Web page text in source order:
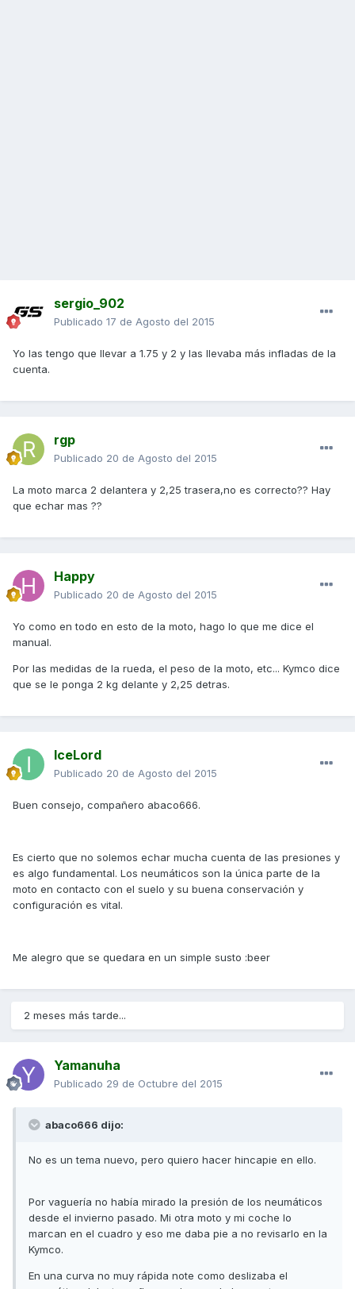
sergio_902
Publicado 17 de Agosto del 2015
Yo las tengo que llevar a 1.75 y 2 y las llevaba más infladas de la
cuenta.
rgp
Publicado 20 de Agosto del 2015
La moto marca 2 delantera y 2,25 trasera,no es correcto?? Hay
que echar mas ??
Happy
Publicado 20 de Agosto del 2015
Yo como en todo en esto de la moto, hago lo que me dice el
manual.
Por las medidas de la rueda, el peso de la moto, etc... Kymco dice
que se le ponga 2 kg delante y 2,25 detras.
IceLord
Publicado 20 de Agosto del 2015
Buen consejo, compañero abaco666.
Es cierto que no solemos echar mucha cuenta de las presiones y
es algo fundamental. Los neumáticos son la única parte de la
moto en contacto con el suelo y su buena conservación y
configuración es vital.
Me alegro que se quedara en un simple susto :beer
2 meses más tarde...
Yamanuha
Publicado 29 de Octubre del 2015
abaco666 dijo:
No es un tema nuevo, pero quiero hacer hincapie en ello.
Por vaguería no había mirado la presión de los neumáticos
desde el invierno pasado. Mi otra moto y mi coche lo
marcan en el cuadro y eso me daba pie a no revisarlo en la
Kymco.
En una curva no muy rápida note como deslizaba el